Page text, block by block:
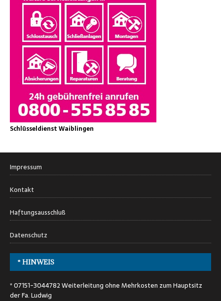
Schlüsseldienst Waiblingen
Impressum
Kontakt
Haftungsausschluß
Datenschutz
* HINWEIS
* 07151-3044782 Weiterleitung ohne Mehrkosten zum Hauptsitz
der Fa. Ludwig